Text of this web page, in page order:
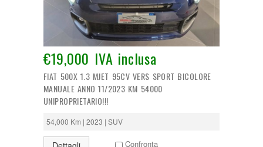
€19,000 IVA inclusa
FIAT 500X 1.3 MJET 95CV VERS SPORT BICOLORE
MANUALE ANNO 11/2023 KM 54000
UNIPROPRIETARIO!!!
54,000 Km | 2023 | SUV
Confronta